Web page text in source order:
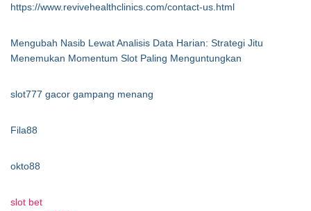
https://www.revivehealthclinics.com/contact-us.html
Mengubah Nasib Lewat Analisis Data Harian: Strategi Jitu
Menemukan Momentum Slot Paling Menguntungkan
slot777 gacor gampang menang
Fila88
okto88
slot bet